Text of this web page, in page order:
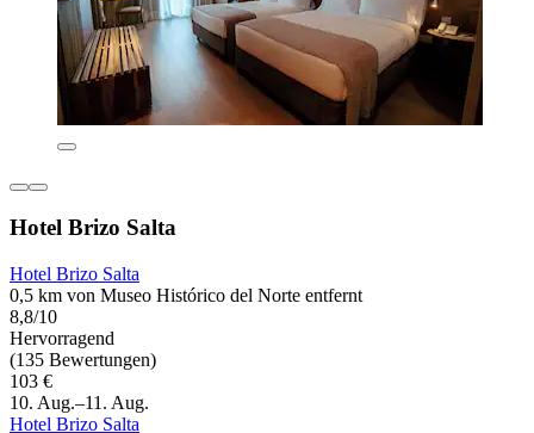
Hotel Brizo Salta
Hotel Brizo Salta
0,5 km von Museo Histórico del Norte entfernt
8,8/10
Hervorragend
(135 Bewertungen)
103 €
10. Aug.–11. Aug.
Hotel Brizo Salta